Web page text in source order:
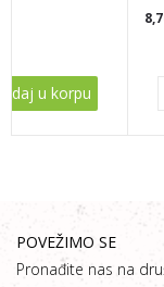
u korpu
POVEŽIMO SE
Pronađite nas na